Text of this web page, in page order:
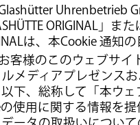
Uhrenbetrieb
ORIGINAL」
は、本Cookie 通知
客様のこのウェブサ
メディアプレゼンス
下、総称して「本ウ
使用に関する情報を